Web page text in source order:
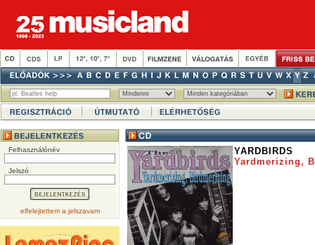
Felhasználónév
Jelszó
elfelejtettem a jelszavam
YARDBIRDS
Yardmerizing,